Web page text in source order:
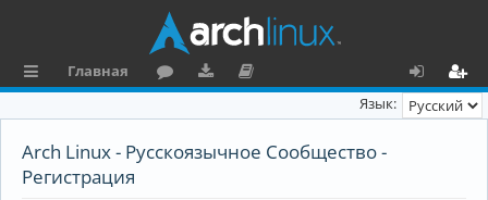
л
Главная
х
ег
Язык:
Arch Linux - Русскоязычное Сообщество -
Регистрация